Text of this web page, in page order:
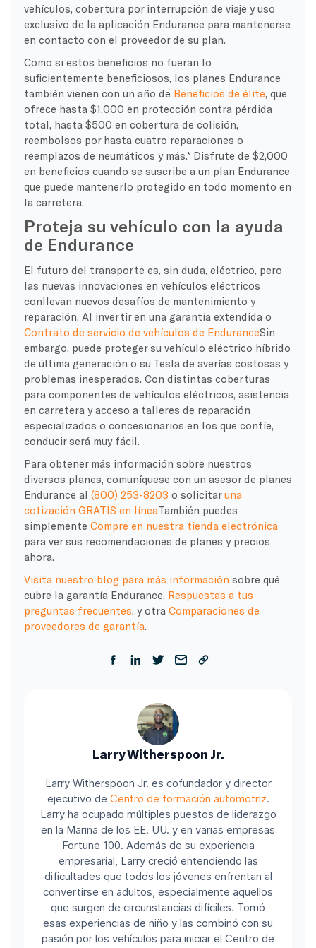
vehículos, cobertura por interrupción de viaje y uso
exclusivo de la aplicación Endurance para mantenerse
en contacto con el proveedor de su plan.
Como si estos beneficios no fueran lo
suficientemente beneficiosos, los planes Endurance
también vienen con un año de Beneficios de élite , que
ofrece hasta $1,000 en protección contra pérdida
total, hasta $500 en cobertura de colisión,
reembolsos por hasta cuatro reparaciones o
reemplazos de neumáticos y más.* Disfrute de $2,000
en beneficios cuando se suscribe a un plan Endurance
que puede mantenerlo protegido en todo momento en
la carretera.
Proteja su vehículo con la ayuda
de Endurance
El futuro del transporte es, sin duda, eléctrico, pero
las nuevas innovaciones en vehículos eléctricos
conllevan nuevos desafíos de mantenimiento y
reparación. Al invertir en una garantía extendida o
Contrato de servicio de vehículos de EnduranceSin
embargo, puede proteger su vehículo eléctrico híbrido
de última generación o su Tesla de averías costosas y
problemas inesperados. Con distintas coberturas
para componentes de vehículos eléctricos, asistencia
en carretera y acceso a talleres de reparación
especializados o concesionarios en los que confíe,
conducir será muy fácil.
Para obtener más información sobre nuestros
diversos planes, comuníquese con un asesor de planes
Endurance al (800) 253-8203 o solicitaruna
cotización GRATIS en líneaTambién puedes
simplemente Compre en nuestra tienda electrónica
para ver sus recomendaciones de planes y precios
ahora.
Visita nuestro blog para más información sobre qué
cubre la garantía Endurance, Respuestas a tus
preguntas frecuentes , y otra Comparaciones de
proveedores de garantía
Larry Witherspoon Jr.
Larry Witherspoon Jr. es cofundador y director
ejecutivo de Centro de formación automotriz.
Larry ha ocupado múltiples puestos de liderazgo
en la Marina de los EE. UU. y en varias empresas
Fortune 100. Además de su experiencia
empresarial, Larry creció entendiendo las
dificultades que todos los jóvenes enfrentan al
convertirse en adultos, especialmente aquellos
que surgen de circunstancias difíciles. Tomó
esas experiencias de niño y las combinó con su
pasión por los vehículos para iniciar el Centro de